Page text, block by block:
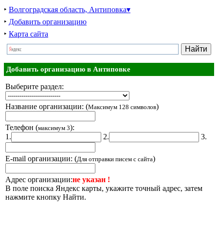
‣ Волгоградская область, Антиповка▾
‣ Добавить организацию
‣ Карта сайта
Добавить организацию в Антиповке
Выберите раздел:
Название организации: (Максимум 128 символов)
Телефон (максимум 3):
1.
2. 3.
E-mail организации: (Для отправки писем с сайта)
Адрес организации:не указан !
В поле поиска Яндекс карты, укажите точный адрес, затем
нажмите кнопку Найти.